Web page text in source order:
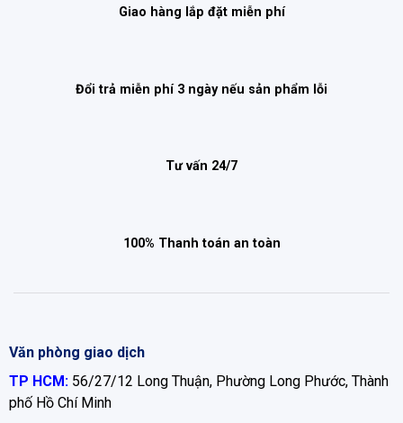
Giao hàng lắp đặt miễn phí
Đổi trả miễn phí 3 ngày nếu sản phẩm lỗi
Tư vấn 24/7
100% Thanh toán an toàn
Văn phòng giao dịch
TP HCM: 56/27/12 Long Thuận, Phường Long Phước, Thành
phố Hồ Chí Minh